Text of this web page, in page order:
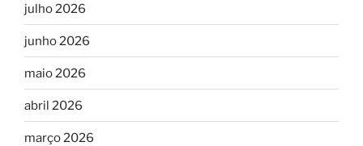
julho 2026
junho 2026
maio 2026
abril 2026
março 2026